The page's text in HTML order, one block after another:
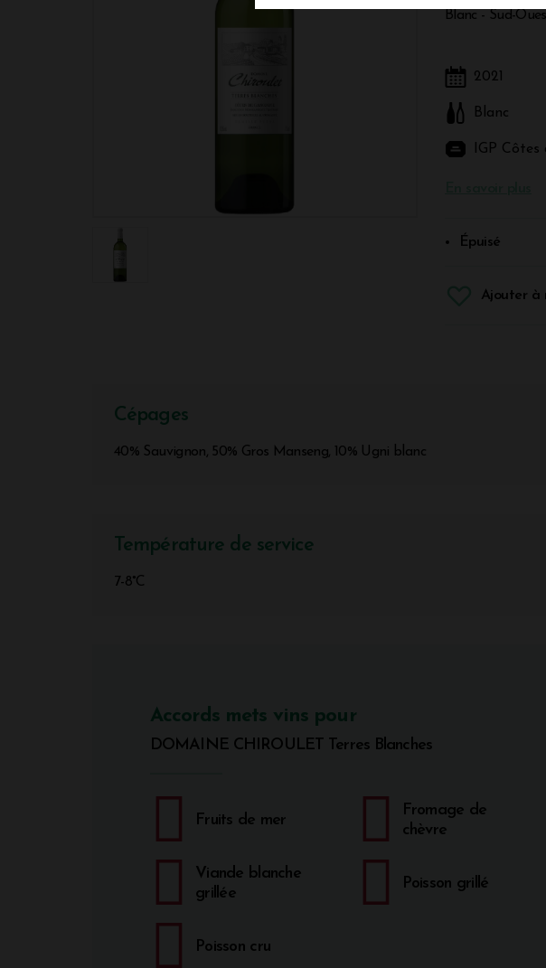
Blanc - Sud-
2021
Blanc
IGP Côtes
Épuisé
Ajouter à
Cépages
40% Sauvignon, 50% Gros Manseng, 10% Ugni blanc
Température de service
7-8°C
Accords mets vins pour
DOMAINE CHIROULET Terres Blanches
Fruits de mer
Fromage de
chèvre
Viande blanche
grillée
Poisson grillé
Poisson cru